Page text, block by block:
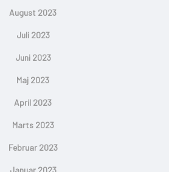
August 2023
Juli 2023
Juni 2023
Maj 2023
April 2023
Marts 2023
Februar 2023
Januar 2023